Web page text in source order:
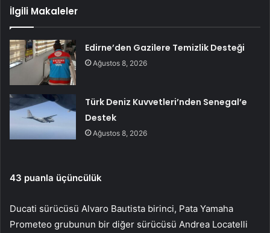
İlgili Makaleler
Edirne’den Gazilere Temizlik Desteği
Ağustos 8, 2026
Türk Deniz Kuvvetleri’nden Senegal’e
Destek
Ağustos 8, 2026
43 puanla üçüncülük
Ducati sürücüsü Alvaro Bautista birinci, Pata Yamaha
Prometeo grubunun bir diğer sürücüsü Andrea Locatelli